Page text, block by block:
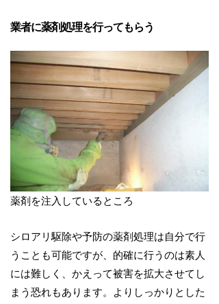
業者に薬剤処理を行ってもらう
薬剤を注入しているところ
シロアリ駆除や予防の薬剤処理は自分で行
うことも可能ですが、的確に行うのは素人
には難しく、かえって被害を拡大させてし
まう恐れもあります。よりしっかりとした